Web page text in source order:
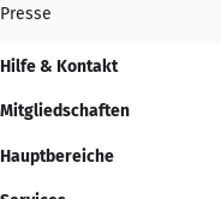
Presse
Hilfe & Kontakt
Mitgliedschaften
Hauptbereiche